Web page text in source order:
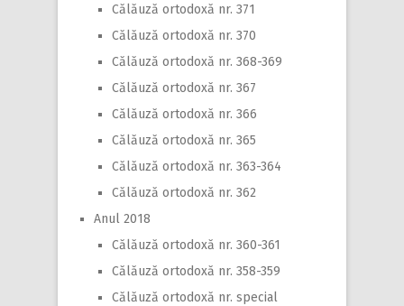
Călăuză ortodoxă nr. 371
Călăuză ortodoxă nr. 370
Călăuză ortodoxă nr. 368-369
Călăuză ortodoxă nr. 367
Călăuză ortodoxă nr. 366
Călăuză ortodoxă nr. 365
Călăuză ortodoxă nr. 363-364
Călăuză ortodoxă nr. 362
Anul 2018
Călăuză ortodoxă nr. 360-361
Călăuză ortodoxă nr. 358-359
Călăuză ortodoxă nr. special